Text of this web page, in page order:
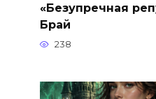
«Безупречная
Брай
238